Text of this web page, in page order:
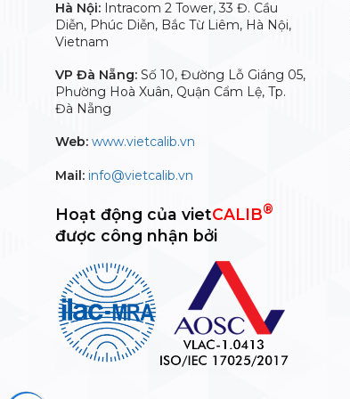
Hà Nội: Intracom 2 Tower, 33 Đ. Cầu
Diễn, Phúc Diễn, Bắc Từ Liêm, Hà Nội,
Vietnam
VP Đà Nẵng: Số 10, Đường Lỗ Giáng 05,
Phường Hoà Xuân, Quận Cẩm Lệ, Tp.
Đà Nẵng
Web: www.vietcalib.vn
Mail: info@vietcalib.vn
Hoạt động của vietCALIB®
được công nhận bởi